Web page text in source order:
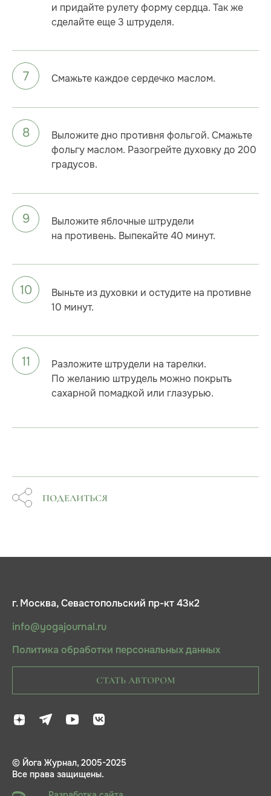
и придайте рулету форму сердца. Так же
сделайте еще 3 штруделя.
Смажьте каждое сердечко маслом.
Выложите дно противня фольгой. Смажьте
фольгу маслом. Разогрейте духовку до 200
градусов.
Выложите яблочные штрудели
на противень. Выпекайте 40 минут.
Выньте из духовки и остудите на противне
10 минут.
Разложите штрудели на тарелки.
По желанию штрудель можно покрыть
сахарной помадкой или глазурью.
ПОДЕЛИТЬСЯ
г. Москва, Севастопольский пр-кт 43к2
info@yogajournal.ru
Политика обработки персональных данных
СТАТЬ АВТОРОМ
© Йога Журнал, 2005-2025
Все права защищены.